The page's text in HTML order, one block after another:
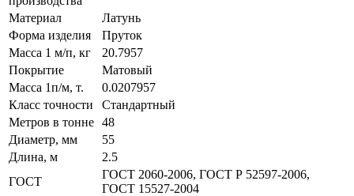
Материал
Латунь
Форма изделия
Пруток
Масса 1 м/п, кг
20.7957
Покрытие
Матовый
Масса 1п/м, т.
0.0207957
Класс точности
Стандартный
Метров в тонне 48
Диаметр, мм
55
Длина, м
2.5
ГОСТ
ГОСТ 2060-2006, ГОСТ Р 52597-2006,
ГОСТ 15527-2004